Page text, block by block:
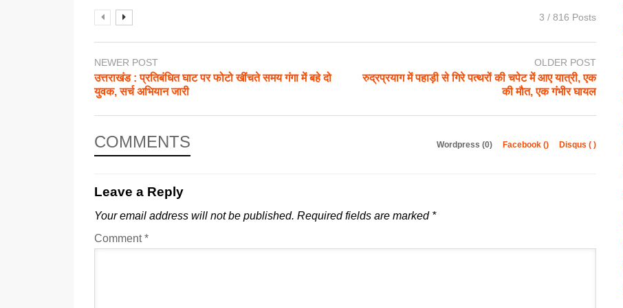
3 / 816 Posts
NEWER POST
उत्तराखंड : प्रतिबंधित घाट पर फोटो खींचते समय गंगा में बहे दो
युवक, सर्च अभियान जारी
OLDER POST
रुद्रप्रयाग में पहाड़ी से गिरे पत्थरों की चपेट में आए यात्री, एक
की मौत, एक गंभीर घायल
COMMENTS Wordpress (0) Facebook () Disqus ( )
Leave a Reply
Your email address will not be published. Required fields are marked *
Comment*